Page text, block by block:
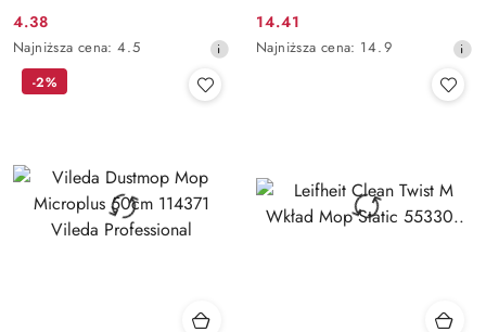
Cena
promocyjna:
4.38
Najniższa
cena
obniżką
Najniższa cena: 4.5
Cena
promocyjna:
14.41
Najniższa
Najniższa cena: 14.9
-2%